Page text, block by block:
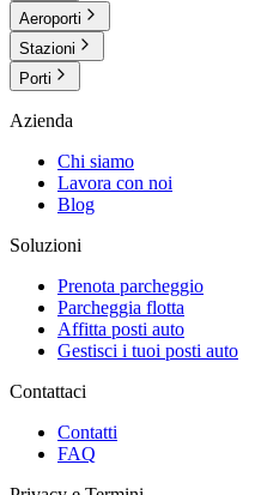
Aeroporti
Stazioni
Porti
Azienda
Chi siamo
Lavora con noi
Blog
Soluzioni
Prenota parcheggio
Parcheggia flotta
Affitta posti auto
Gestisci i tuoi posti auto
Contattaci
Contatti
FAQ